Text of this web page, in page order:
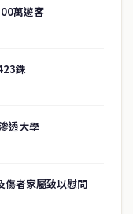
萬遊客
銖
透大學
傷者家屬致以慰問